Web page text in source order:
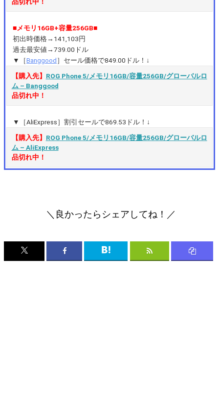
■メモリ16GB+容量256GB■
初出時価格→141,103円
過去最安値→739.00ドル
▼［Banggood］セール価格で849.00ドル！↓
【購入先】 ROG Phone 5/メモリ16GB/容量256GB/グローバルロ
ム – Banggood
品切れ中 ！
▼［AliExpress］割引セールで869.53ドル！↓
【購入先】 ROG Phone 5/メモリ16GB/容量256GB/グローバルロ
ム – AliExpress
品切れ中 ！
＼良かったらシェアしてね！／